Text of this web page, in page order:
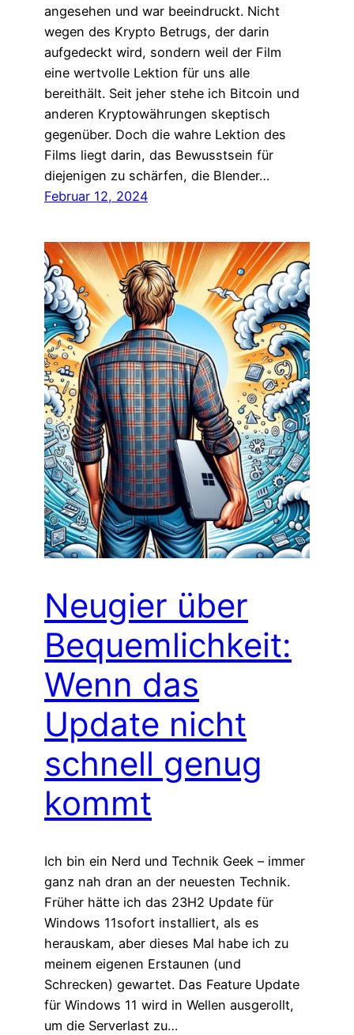
angesehen und war beeindruckt. Nicht
wegen des Krypto Betrugs, der darin
aufgedeckt wird, sondern weil der Film
eine wertvolle Lektion für uns alle
bereithält. Seit jeher stehe ich Bitcoin und
anderen Kryptowährungen skeptisch
gegenüber. Doch die wahre Lektion des
Films liegt darin, das Bewusstsein für
diejenigen zu schärfen, die Blender…
Februar 12, 2024
Neugier über
Bequemlichkeit:
Wenn das
Update nicht
schnell genug
kommt
Ich bin ein Nerd und Technik Geek – immer
ganz nah dran an der neuesten Technik.
Früher hätte ich das 23H2 Update für
Windows 11sofort installiert, als es
herauskam, aber dieses Mal habe ich zu
meinem eigenen Erstaunen (und
Schrecken) gewartet. Das Feature Update
für Windows 11 wird in Wellen ausgerollt,
um die Serverlast zu…